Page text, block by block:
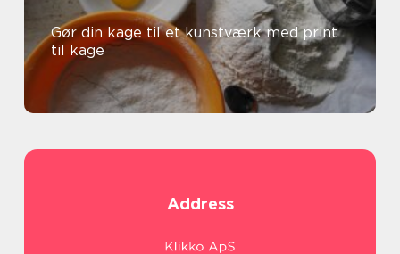
Gør din kage til et kunstværk med print
til kage
Address